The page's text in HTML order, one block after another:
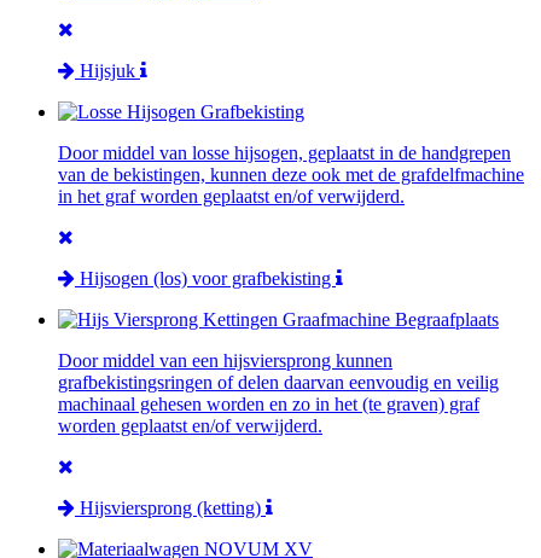
Hijsjuk
Door middel van losse hijsogen, geplaatst in de handgrepen
van de bekistingen, kunnen deze ook met de grafdelfmachine
in het graf worden geplaatst en/of verwijderd.
Hijsogen (los) voor grafbekisting
Door middel van een hijsviersprong kunnen
grafbekistingsringen of delen daarvan eenvoudig en veilig
machinaal gehesen worden en zo in het (te graven) graf
worden geplaatst en/of verwijderd.
Hijsviersprong (ketting)